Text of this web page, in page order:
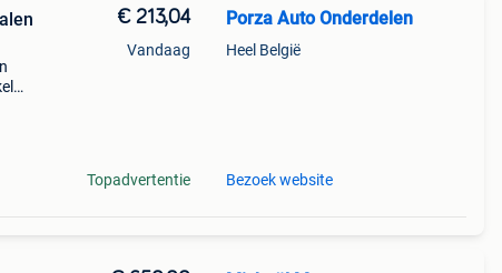
€ 213,04
Vandaag
Topadvertentie
Porza Auto Onderdelen
Heel België
Bezoek website